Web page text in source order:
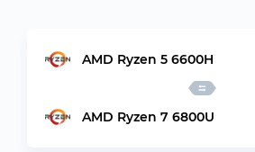
AMD Ryzen 5 6600H
AMD Ryzen 7 6800U